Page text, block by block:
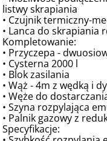
listwy skrapiania
• Czujnik termiczny-
• Lanca do skrapiania
Kompletowanie:
• Przyczepa -
• Cysterna 2000 l
• Blok zasilania
• Wąż - 4m z wędką i
• Węże do
• Szyna rozpylająca
• Palnik gazowy z
Specyfikacje: